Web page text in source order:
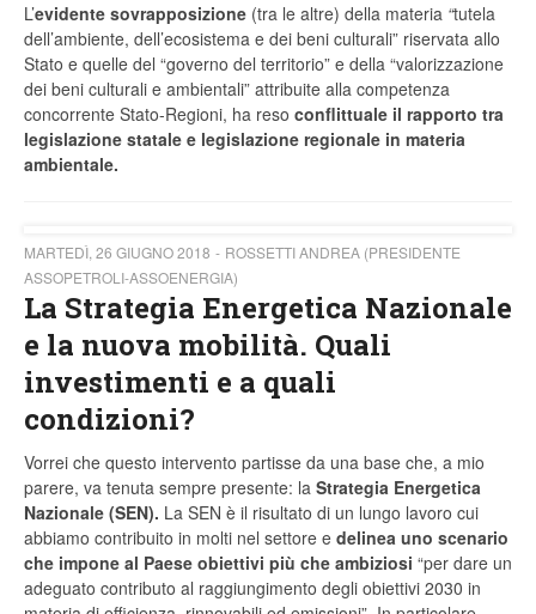
L’evidente sovrapposizione (tra le altre) della materia “tutela
dell’ambiente, dell’ecosistema e dei beni culturali” riservata allo
Stato e quelle del “governo del territorio” e della “valorizzazione
dei beni culturali e ambientali” attribuite alla competenza
concorrente Stato-Regioni, ha reso conflittuale il rapporto tra
legislazione statale e legislazione regionale in materia
ambientale.
MARTEDÌ, 26 GIUGNO 2018
ROSSETTI ANDREA (PRESIDENTE
ASSOPETROLI-ASSOENERGIA)
La Strategia Energetica Nazionale
e la nuova mobilità. Quali
investimenti e a quali
condizioni?
Vorrei che questo intervento partisse da una base che, a mio
parere, va tenuta sempre presente: la Strategia Energetica
Nazionale (SEN). La SEN è il risultato di un lungo lavoro cui
abbiamo contribuito in molti nel settore e delinea uno scenario
che impone al Paese obiettivi più che ambiziosi “per dare un
adeguato contributo al raggiungimento degli obiettivi 2030 in